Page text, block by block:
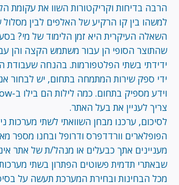
הרבה בדיחות וקריקטורות השוו את עקומת
למשהו בין קו הרקיע של האלפים לבין
השאלה העיקרית היא זמן הלימוד של מי?
שהתוצר הסופי הן עבור משתמש הקצה והן
ידידתי בשתי הפלטפורמות. בהנחה שעבודת
ידי ספק שירות המתמחה בתחום, יש לבחור
צריך לעניין את בעל האתר.
לסיכום, ערכנו מבחן השוואתי לשתי מערכות
הפופלארים וורדדפרס ודרופל ובחנו מספר
מעניינים אתך כבעלים או מנהל/ת של אתר
שבאתרי תדמית פשוטים הפתרון בשתי
מכל הבחינות ובחירת המערכת תעשה על